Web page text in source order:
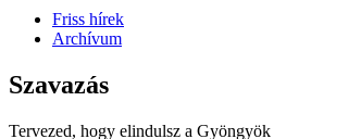
Friss hírek
Archívum
Szavazás
Tervezed, hogy elindulsz a Gyöngyök